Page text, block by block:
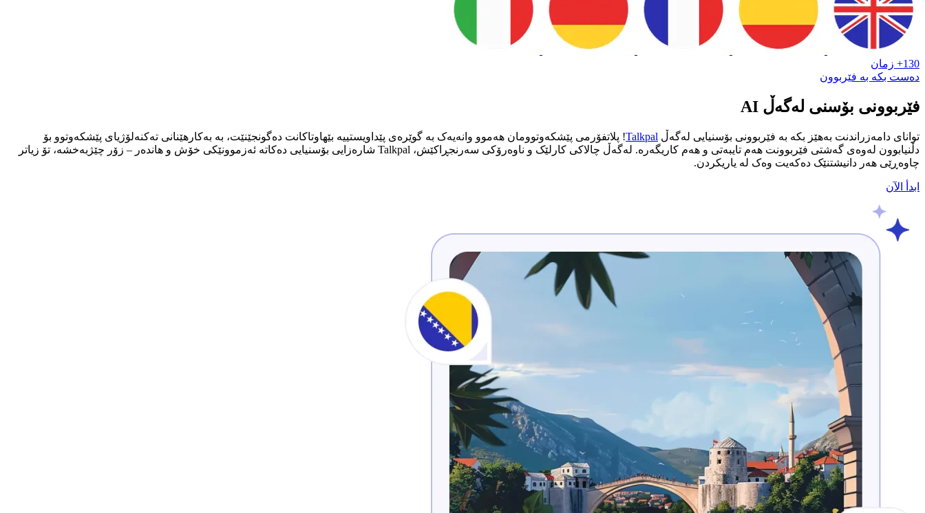
130+ زمان
دەست بکە بە فێربوون
فێربوونی بۆسنی لەگەڵ AI
توانای دامەزراندنت بەهێز بکە بە فێربوونی بۆسنیایی لەگەڵ Talkpal! پلاتفۆرمی پێشکەوتوومان هەموو وانەیەک بە گوێرەی پێداویستییە بێهاوتاکانت دەگونجێنێت، بە بەکارهێنانی تەکنەلۆژیای پێشکەوتوو بۆ
دڵنیابوون لەوەی گەشتی فێربوونت هەم تایبەتی و هەم کاریگەرە. لەگەڵ چالاکی کارلێک و ناوەرۆکی سەرنجڕاکێش، Talkpal شارەزایی بۆسنیایی دەکاتە ئەزموونێکی خۆش و هاندەر – زۆر چێژبەخشە، تۆ زیاتر
چاوەڕێی هەر دانیشتنێک دەکەیت وەک لە یاریکردن.
ابدأ الآن